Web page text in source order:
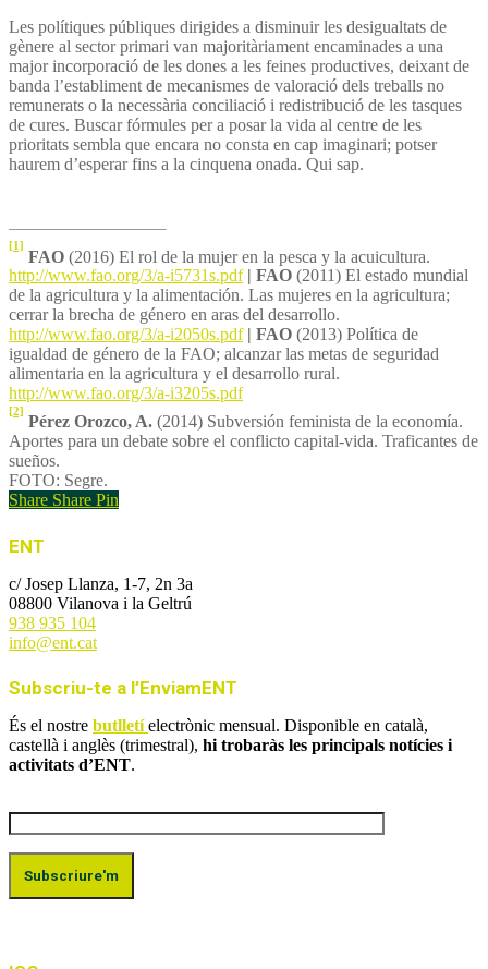
Les polítiques públiques dirigides a disminuir les desigualtats de
gènere al sector primari van majoritàriament encaminades a una
major incorporació de les dones a les feines productives, deixant de
banda l’establiment de mecanismes de valoració dels treballs no
remunerats o la necessària conciliació i redistribució de les tasques
de cures. Buscar fórmules per a posar la vida al centre de les
prioritats sembla que encara no consta en cap imaginari; potser
haurem d’esperar fins a la cinquena onada. Qui sap.
[1]
FAO (2016) El rol de la mujer en la pesca y la acuicultura.
http://www.fao.org/3/a-i5731s.pdf | FAO (2011) El estado mundial
de la agricultura y la alimentación. Las mujeres en la agricultura;
cerrar la brecha de género en aras del desarrollo.
http://www.fao.org/3/a-i2050s.pdf | FAO (2013) Política de
igualdad de género de la FAO; alcanzar las metas de seguridad
alimentaria en la agricultura y el desarrollo rural.
http://www.fao.org/3/a-i3205s.pdf
[2]
Pérez Orozco, A. (2014) Subversión feminista de la economía.
Aportes para un debate sobre el conflicto capital-vida. Traficantes de
sueños.
FOTO: Segre.
Share Share Pin
ENT
c/ Josep Llanza, 1-7, 2n 3a
08800 Vilanova i la Geltrú
938 935 104
info@ent.cat
Subscriu-te a l’EnviamENT
És el nostre butlletí electrònic mensual. Disponible en català,
castellà i anglès (trimestral), hi trobaràs les principals notícies i
activitats d’ENT.